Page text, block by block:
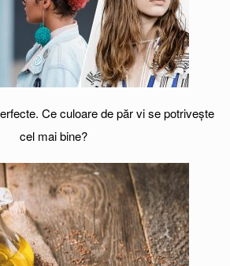
Ce culoare de păr vi se potrivește
cel mai bine?